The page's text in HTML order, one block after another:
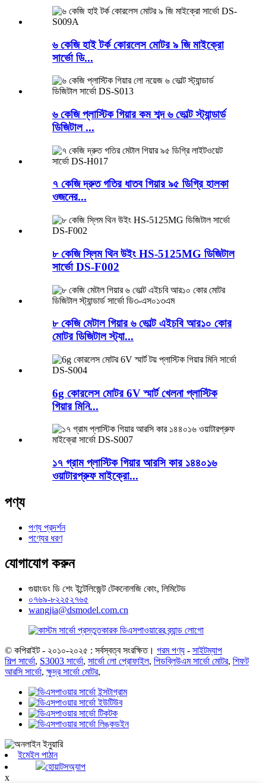
৬ কেজি হাই টর্ক কোরলেস মোটর ৯ জি মাইক্রো
সার্ভো ডি...
৬ কেজি প্লাস্টিক গিয়ার কম শব্দ ৬ ভোল্ট স্ট্যান্ডার্ড
ডিজিটাল ...
৭ কেজি দ্রুত গতির ধাতব গিয়ার ৯৫ ডিগ্রি হালকা
ওজনের...
৮ কেজি স্লিম থিন উইং HS-5125MG ডিজিটাল
সার্ভো DS-F002
৮ কেজি মেটাল গিয়ার ৬ ভোল্ট এইচবি আর১০ কোর
মোটর ডিজিটাল স্ট্যা...
6g কোরলেস মোটর 6V স্মার্ট খেলনা প্লাস্টিক
গিয়ার মিনি...
১৭ গ্রাম প্লাস্টিক গিয়ার আরসি কার ১৪৪০১৬
ওয়াটারপ্রুফ মাইক্রো...
পণ্য
পণ্য প্রদর্শন
পণ্যের ধরণ
যোগাযোগ করুন
গুয়াংডং ডি শেং ইন্টেলিজেন্ট টেকনোলজি কোং, লিমিটেড
০৭৬৯-৮২২৫২৭৬৫
wangjia@dsmodel.com.cn
© কপিরাইট - ২০১০-২০২৫ : সর্বস্বত্ব সংরক্ষিত। গরম পণ্য - সাইটম্যাপ
শিল্প সার্ভো, S3003 সার্ভো, সার্ভো লো প্রোফাইল, পিডব্লিউএম সার্ভো মোটর, শিফট
আরসি সার্ভো,ক্ষুদ্র সার্ভো মোটর,
ইমেইল পাঠান
হোয়াটসঅ্যাপ
x